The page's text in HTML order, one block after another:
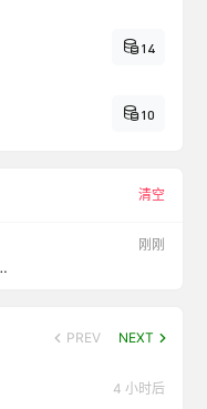
14
10
清空
12 秒前
PREV NEXT
4 小时后